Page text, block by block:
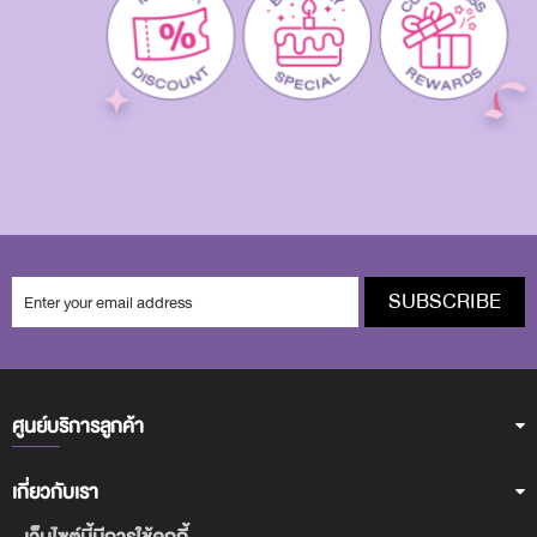
SUBSCRIBE
ศูนย์บริการลูกค้า
เกี่ยวกับเรา